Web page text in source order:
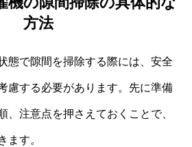
方法
態で隙間を掃除する際には、安全
慮する必要があります。先に準備
、注意点を押さえておくことで、
ます。